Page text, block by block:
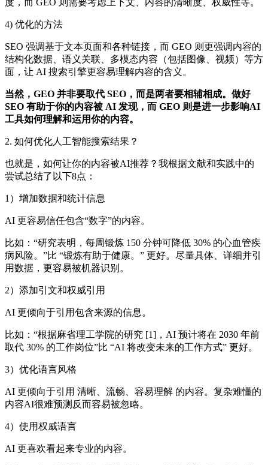
4) 优化的方法
SEO 强调基于文本页面和各种链接，而 GEO 则更强调内容的
结构化数据、语义关联、多模态内容（包括图像、视频）等方
面，让 AI 搜索引擎更容易理解内容的含义。
当然，GEO 并非要取代 SEO，而是两者要相辅相成。做好
SEO 有助于你的内容被 AI 发现，而 GEO 则是进一步影响AI
工具如何理解和运用你的内容。
2. 如何优化人工智能搜索结果？
也就是，如何让你的内容被AI推荐？我根据文献和实践中的
尝试总结了以下8点：
1）增加数据和统计信息
AI 更容易信任包含“数字”的内容。
比如：“研究表明，每周锻炼 150 分钟可降低 30% 的心血管疾
病风险。”比 “锻炼有助于健康。” 更好。尽量具体、详细并引
用数据，更容易被机器识别。
2）添加引文和权威引用
AI 更倾向于引用包含来源的信息。
比如：“根据麻省理工学院的研究 [1]，AI 预计将在 2030 年前
取代 30% 的工作岗位”比 “AI 将改变未来的工作方式” 更好。
3）优化语言风格
AI 更倾向于引用 清晰、流畅、容易理解 的内容。复杂难懂的
内容AI很难预测反而容易被忽略。
4）使用权威语言
AI 更喜欢看起来专业的内容。